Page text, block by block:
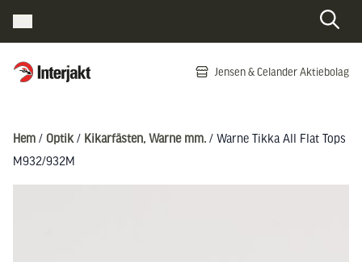
Interjakt SE Jensen & Celander Aktiebolag
Hem / Optik / Kikarfästen, Warne mm. / Warne Tikka All Flat Tops
M932/932M